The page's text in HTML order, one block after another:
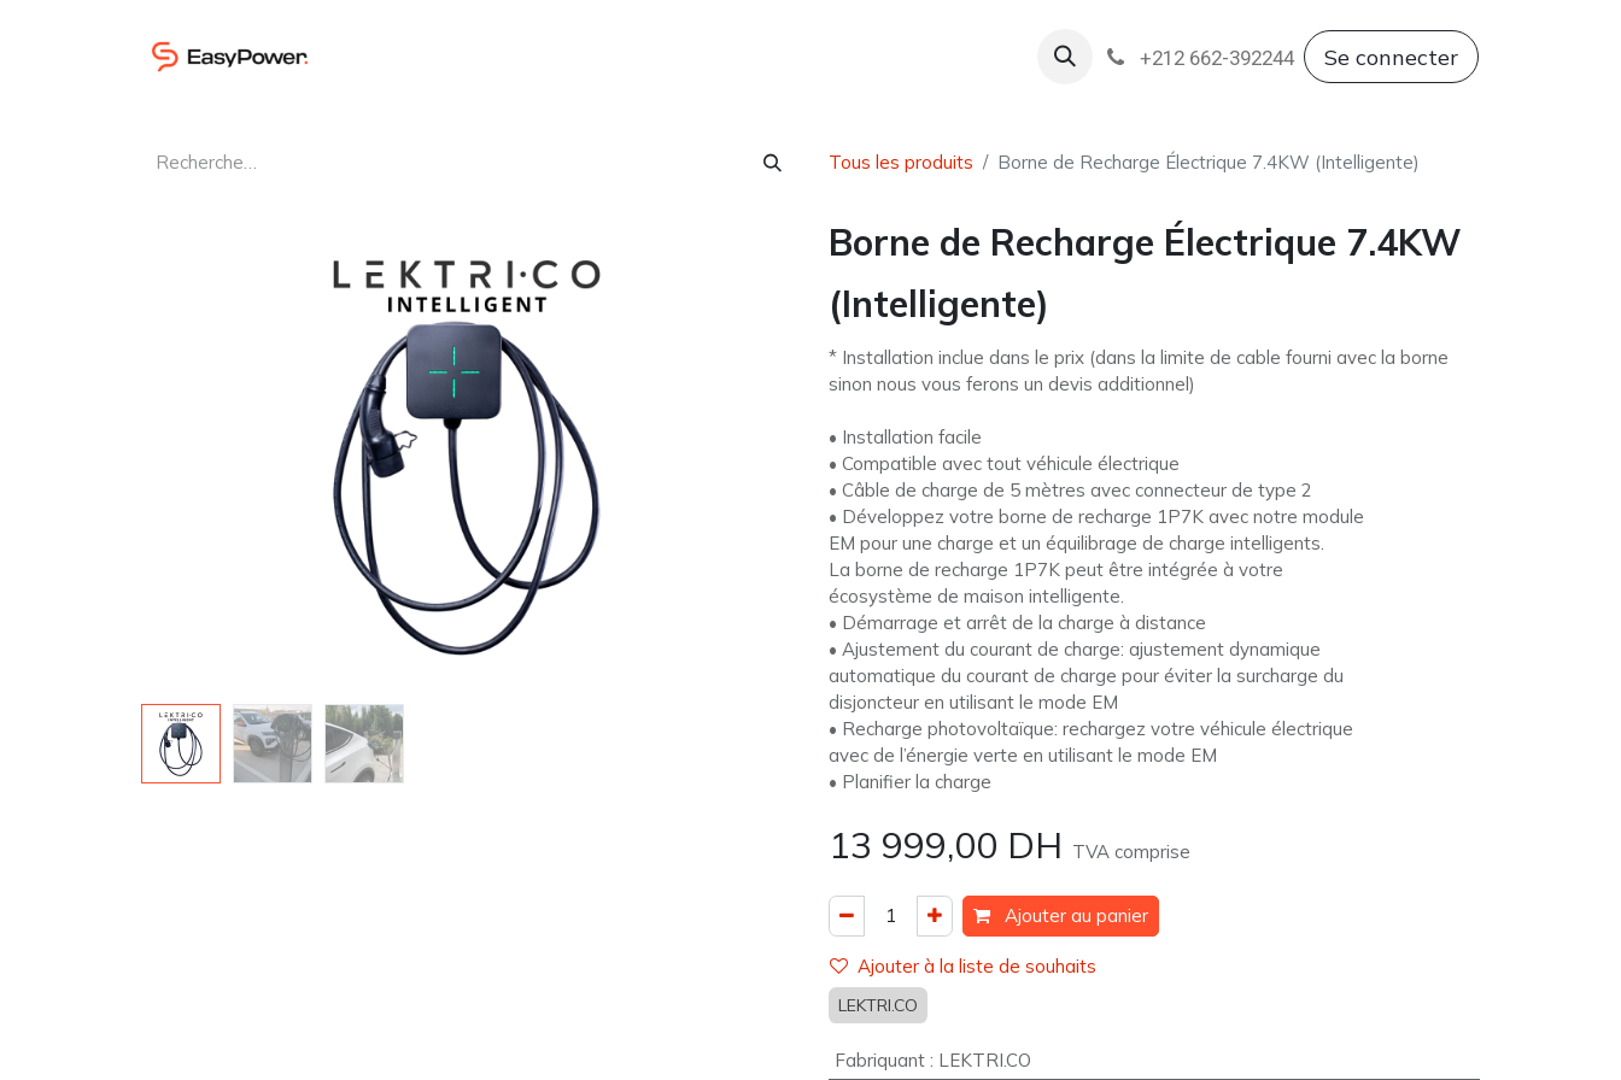
Documentation Revendeurs Politique de
+212 662-392244 Se connecter
Tous les produits Borne de Recharge Électrique 7.4KW (Intelligente)
Borne de Recharge Électrique 7.4KW
(Intelligente)
* Installation inclue dans le prix (dans la limite de cable fourni avec la borne
sinon nous vous ferons un devis additionnel)
• Installation facile
• Compatible avec tout véhicule électrique
• Câble de charge de 5 mètres avec connecteur de type 2
• Développez votre borne de recharge 1P7K avec notre module
EM pour une charge et un équilibrage de charge intelligents.
La borne de recharge 1P7K peut être intégrée à votre
écosystème de maison intelligente.
• Démarrage et arrêt de la charge à distance
• Ajustement du courant de charge: ajustement dynamique
automatique du courant de charge pour éviter la surcharge du
disjoncteur en utilisant le mode EM
• Recharge photovoltaïque: rechargez votre véhicule électrique
avec de l’énergie verte en utilisant le mode EM
• Planifier la charge
13 999,00 DH TVA comprise
Ajouter au panier
Ajouter à la liste de souhaits
LEKTRI.CO
Fabriquant: LEKTRI.CO